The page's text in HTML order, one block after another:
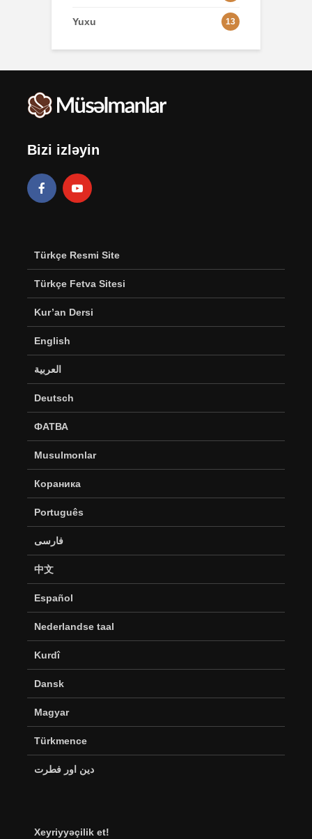
Yuxu 13
Bizi izləyin
Türkçe Resmi Site
Türkçe Fetva Sitesi
Kur’an Dersi
English
العربية
Deutsch
ФАТВА
Musulmonlar
Кораника
Português
فارسی
中文
Español
Nederlandse taal
Kurdî
Dansk
Magyar
Türkmence
دین اور فطرت
Xeyriyyəçilik et!